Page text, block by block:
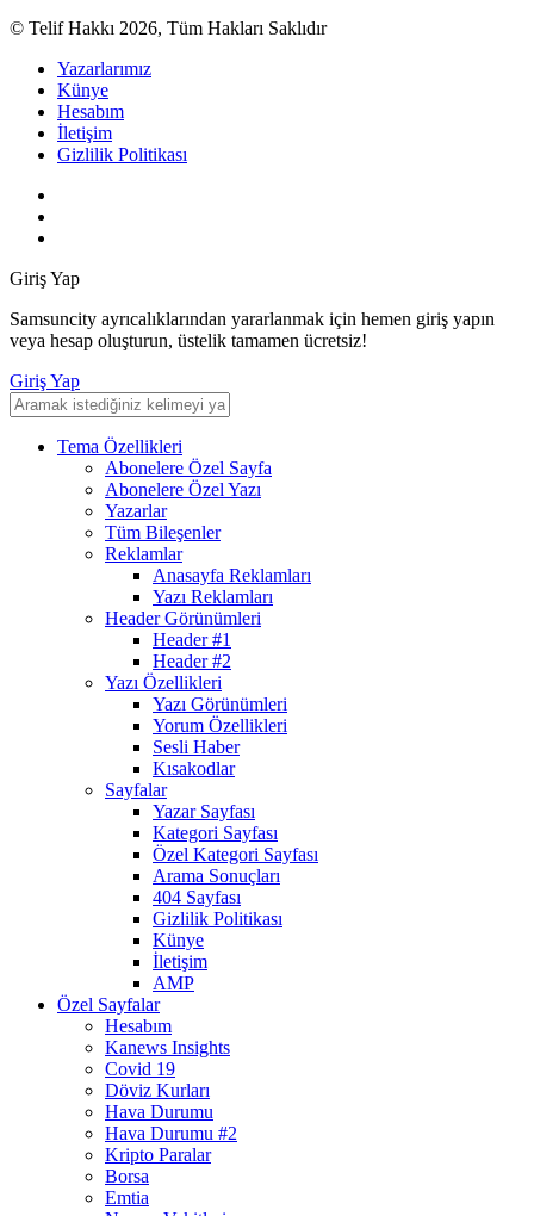
© Telif Hakkı 2026, Tüm Hakları Saklıdır
Yazarlarımız
Künye
Hesabım
İletişim
Gizlilik Politikası
Giriş Yap
Samsuncity ayrıcalıklarından yararlanmak için hemen giriş yapın
veya hesap oluşturun, üstelik tamamen ücretsiz!
Giriş Yap
Tema Özellikleri
Abonelere Özel Sayfa
Abonelere Özel Yazı
Yazarlar
Tüm Bileşenler
Reklamlar
Anasayfa Reklamları
Yazı Reklamları
Header Görünümleri
Header #1
Header #2
Yazı Özellikleri
Yazı Görünümleri
Yorum Özellikleri
Sesli Haber
Kısakodlar
Sayfalar
Yazar Sayfası
Kategori Sayfası
Özel Kategori Sayfası
Arama Sonuçları
404 Sayfası
Gizlilik Politikası
Künye
İletişim
AMP
Özel Sayfalar
Hesabım
Kanews Insights
Covid 19
Döviz Kurları
Hava Durumu
Hava Durumu #2
Kripto Paralar
Borsa
Emtia